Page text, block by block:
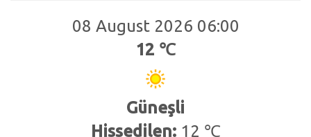
08 August 2026 06:00
12 ℃
Güneşli
Hissedilen:12 ℃